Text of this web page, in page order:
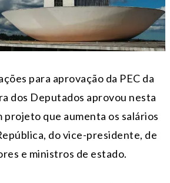
para aprovação da PEC da
dos Deputados aprovou nesta
que aumenta os salários
do vice-presidente, de
e ministros de estado.